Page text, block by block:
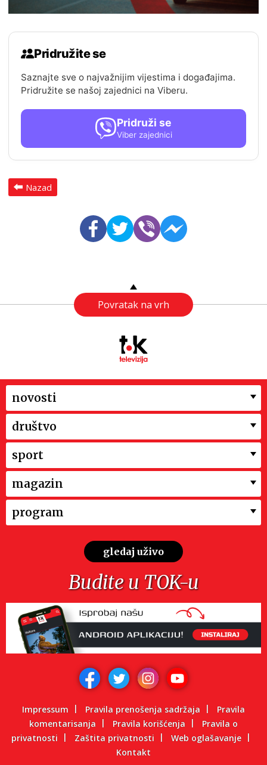
Pridružite se
Saznajte sve o najvažnijim vijestima i događajima.
Pridružite se našoj zajednici na Viberu.
Pridruži se
Viber zajednici
Nazad
Povratak na vrh
novosti
društvo
sport
magazin
program
gledaj uživo
Budite u TOK-u
Impressum Pravila prenošenja sadržaja
Pravila
komentarisanja
Pravila korišćenja
Pravila o
privatnosti
Zaštita privatnosti
Web oglašavanje
Kontakt